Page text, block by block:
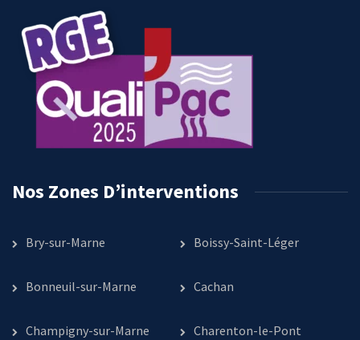
Nos Zones D’interventions
Bry-sur-Marne Boissy-Saint-Léger
Bonneuil-sur-Marne Cachan
Champigny-sur-Marne Charenton-le-Pont